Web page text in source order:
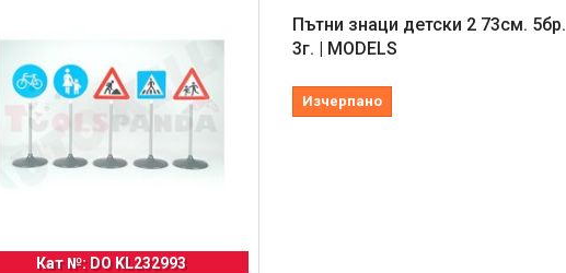
Кат №: DO KL232993
Пътни знаци детски 2 73см. 5бр.
3г. | MODELS
Изчерпано